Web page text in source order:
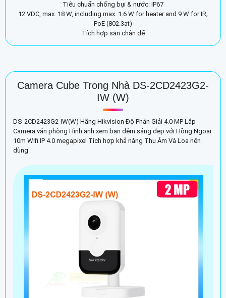
Tiêu chuẩn chống bụi & nước: IP67
12 VDC, max. 18 W, including max. 1.6 W for heater and 9 W for IR;
PoE (802.3at)
Tích hợp sẵn chân đế
Camera Cube Trong Nhà DS-2CD2423G2-
IW (W)
DS-2CD2423G2-IW(W) Hãng Hikvision Độ Phân Giải 4.0 MP Lắp
Camera văn phòng Hình ảnh xem ban đêm sáng đẹp với Hồng Ngoại
10m Wifi IP 4.0 megapixel Tích hợp khả năng Thu Âm Và Loa nên
dùng